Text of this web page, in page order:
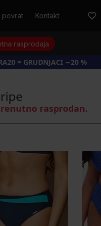
povrat Kontakt
rasprodaja
= GRUDNJACI −20 %
rasprodan.